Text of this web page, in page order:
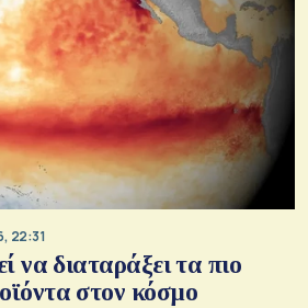
22:31
να διαταράξει τα πιο
στον κόσμο